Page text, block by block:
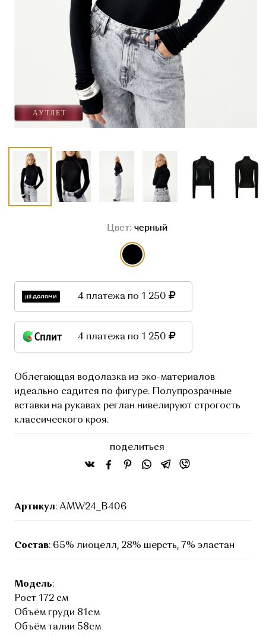
Цвет: черный
выбор цвета
4 платежа по 1 250
4 платежа по 1 250
Облегающая водолазка из эко-материалов
идеально садится по фигуре. Полупрозрачные
вставки на рукавах реглан нивелируют строгость
классического кроя.
поделиться
Артикул: AMW24_B406
Состав: 65% лиоцелл, 28% шерсть, 7% эластан
Модель:
Рост 172 см
Объём груди 81см
Объём талии 58см